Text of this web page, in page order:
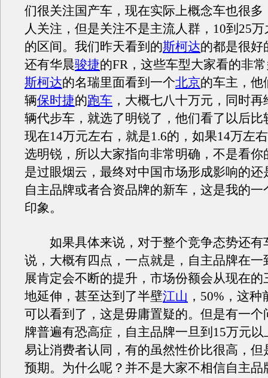
们很关注国产车，现在实际上概念车也很多
人关注，但是关注不是主流人群，10到25
的区间。我们昨天看到的斯柯达的都是很好
还有华晨骏捷的FR，这些车型大家看的非
斯柯达的名瑞里面看到一个北京的车主，他
辆保时捷的跑车 ，大概七八十万元，同时
辆代步车，就选了明锐了，他们看了以后比
现在14万元左右，就是1.6的，如果14万左
选明锐，所以大家指向非常明确，不是看你
是过眼烟云，最终对中国市场形成影响的还
自主品牌或者合资品牌的新车，这是我的一
印象。
如果具体来说，对于整个竞争态势还有
说，大概有四点，一点就是，自主品牌在一
展肯定会不断的提升，市场份额会从现在的
地延伸，甚至达到了半壁江山 ，50%，这
可以看到了，这是毋庸置疑的。但是有一个
牌普遍有恐高症，自主品牌一旦到15万元
易让消费者认同，有的虽然性价比很高，但
预期。为什么呢？并不是大家不相信自主品